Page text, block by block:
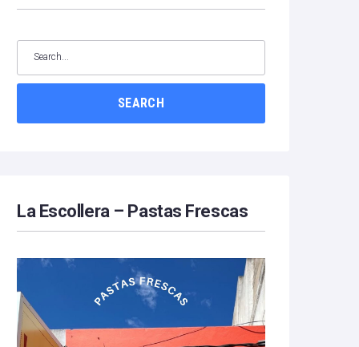
SEARCH
La Escollera – Pastas Frescas